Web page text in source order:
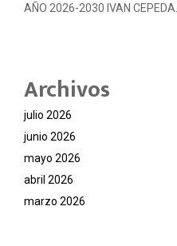
AÑO 2026-2030 IVAN CEPEDA...
Archivos
julio 2026
junio 2026
mayo 2026
abril 2026
marzo 2026